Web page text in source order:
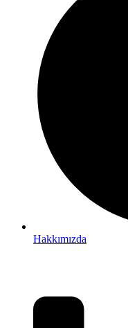
Hakkımızda